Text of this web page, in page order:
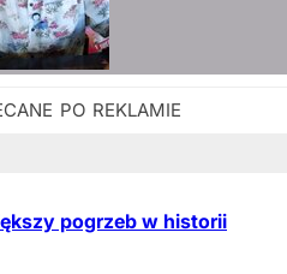
pogrzeb w historii